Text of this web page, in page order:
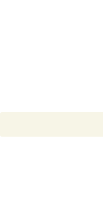
content